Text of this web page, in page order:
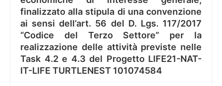
finalizzato alla stipula di una convenzione
ai sensi dell’art. 56 del D. Lgs. 117/2017
“Codice del Terzo Settore” per la
realizzazione delle attività previste nelle
Task 4.2 e 4.3 del Progetto LIFE21-NAT-
IT-LIFE TURTLENEST 101074584